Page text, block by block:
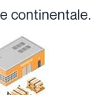
continentale.